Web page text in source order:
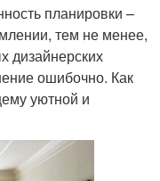
планировки –
тем не менее,
дизайнерских
ошибочно. Как
уютной и